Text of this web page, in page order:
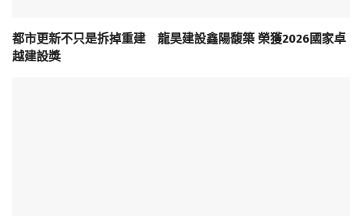
都市更新不只是拆掉重建 龍昊建設鑫陽馥築 榮獲2026國家卓
越建設獎